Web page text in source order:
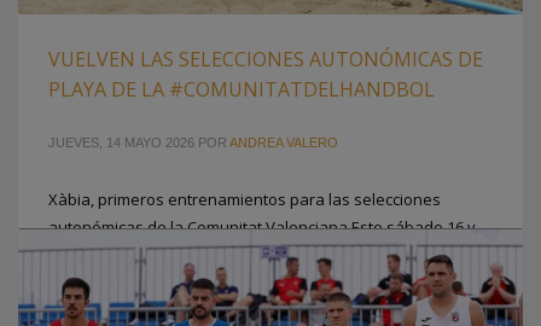
VUELVEN LAS SELECCIONES AUTONÓMICAS DE
PLAYA DE LA #COMUNITATDELHANDBOL
JUEVES, 14 MAYO 2026 POR ANDREA VALERO
Xàbia, primeros entrenamientos para las selecciones
autonómicas de la Comunitat Valenciana Este sábado 16 y
domingo 17 de mayo la Platja de l’Arenal de Xàbia acogerá
los primeros entrenamientos de las selecciones
autonómicas de la #Comunitatdelhandbol de cara a la